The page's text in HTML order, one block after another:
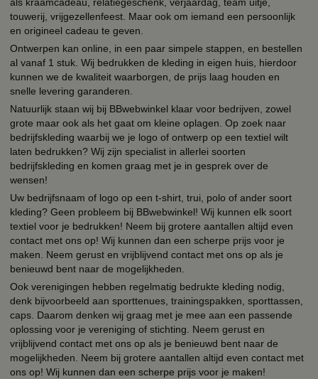
als kraamcadeau, relatiegeschenk, verjaardag, team uitje,
touwerij, vrijgezellenfeest. Maar ook om iemand een persoonlijk
en origineel cadeau te geven.
Ontwerpen kan online, in een paar simpele stappen, en bestellen
al vanaf 1 stuk. Wij bedrukken de kleding in eigen huis, hierdoor
kunnen we de kwaliteit waarborgen, de prijs laag houden en
snelle levering garanderen.
Natuurlijk staan wij bij BBwebwinkel klaar voor bedrijven, zowel
grote maar ook als het gaat om kleine oplagen. Op zoek naar
bedrijfskleding waarbij we je logo of ontwerp op een textiel wilt
laten bedrukken? Wij zijn specialist in allerlei soorten
bedrijfskleding en komen graag met je in gesprek over de
wensen!
Uw bedrijfsnaam of logo op een t-shirt, trui, polo of ander soort
kleding? Geen probleem bij BBwebwinkel! Wij kunnen elk soort
textiel voor je bedrukken! Neem bij grotere aantallen altijd even
contact met ons op! Wij kunnen dan een scherpe prijs voor je
maken. Neem gerust en vrijblijvend contact met ons op als je
benieuwd bent naar de mogelijkheden.
Ook verenigingen hebben regelmatig bedrukte kleding nodig,
denk bijvoorbeeld aan sporttenues, trainingspakken, sporttassen,
caps. Daarom denken wij graag met je mee aan een passende
oplossing voor je vereniging of stichting. Neem gerust en
vrijblijvend contact met ons op als je benieuwd bent naar de
mogelijkheden. Neem bij grotere aantallen altijd even contact met
ons op! Wij kunnen dan een scherpe prijs voor je maken!